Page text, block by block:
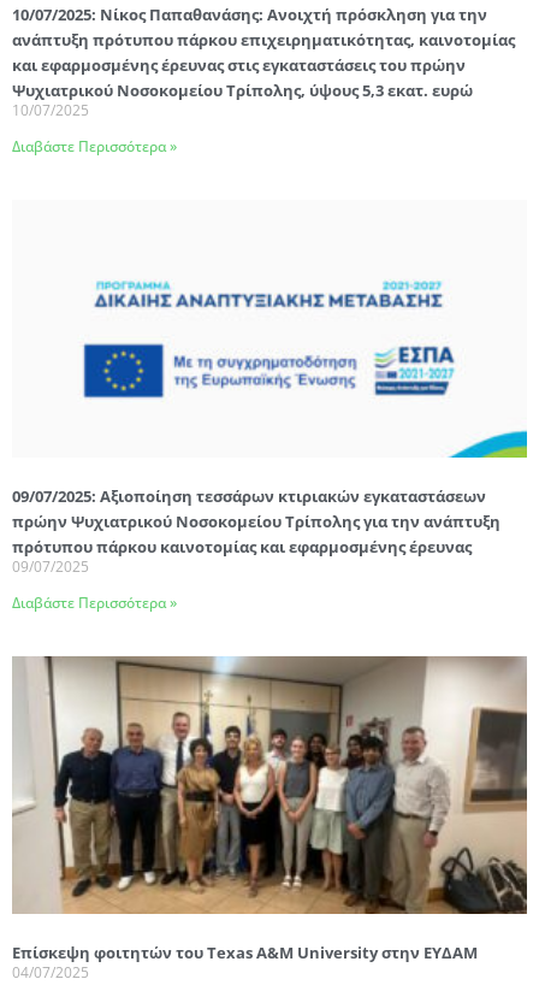
10/07/2025: Νίκος Παπαθανάσης: Ανοιχτή πρόσκληση για την
ανάπτυξη πρότυπου πάρκου επιχειρηματικότητας, καινοτομίας
και εφαρμοσμένης έρευνας στις εγκαταστάσεις του πρώην
Ψυχιατρικού Νοσοκομείου Τρίπολης, ύψους 5,3 εκατ. ευρώ
10/07/2025
Διαβάστε Περισσότερα »
09/07/2025: Αξιοποίηση τεσσάρων κτιριακών εγκαταστάσεων
πρώην Ψυχιατρικού Νοσοκομείου Τρίπολης για την ανάπτυξη
πρότυπου πάρκου καινοτομίας και εφαρμοσμένης έρευνας
09/07/2025
Διαβάστε Περισσότερα »
Επίσκεψη φοιτητών του Texas A&M University στην ΕΥΔΑΜ
04/07/2025